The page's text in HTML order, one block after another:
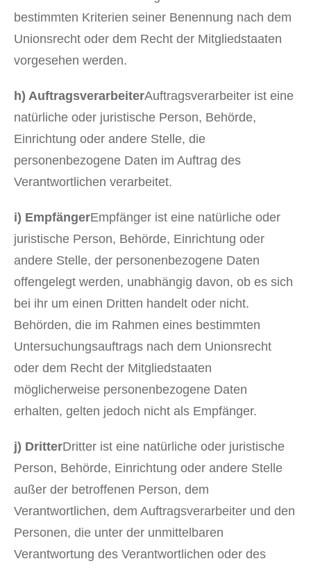
bestimmten Kriterien seiner Benennung nach dem
Unionsrecht oder dem Recht der Mitgliedstaaten
vorgesehen werden.
h) AuftragsverarbeiterAuftragsverarbeiter ist eine
natürliche oder juristische Person, Behörde,
Einrichtung oder andere Stelle, die
personenbezogene Daten im Auftrag des
Verantwortlichen verarbeitet.
i) EmpfängerEmpfänger ist eine natürliche oder
juristische Person, Behörde, Einrichtung oder
andere Stelle, der personenbezogene Daten
offengelegt werden, unabhängig davon, ob es sich
bei ihr um einen Dritten handelt oder nicht.
Behörden, die im Rahmen eines bestimmten
Untersuchungsauftrags nach dem Unionsrecht
oder dem Recht der Mitgliedstaaten
möglicherweise personenbezogene Daten
erhalten, gelten jedoch nicht als Empfänger.
j) DritterDritter ist eine natürliche oder juristische
Person, Behörde, Einrichtung oder andere Stelle
außer der betroffenen Person, dem
Verantwortlichen, dem Auftragsverarbeiter und den
Personen, die unter der unmittelbaren
Verantwortung des Verantwortlichen oder des